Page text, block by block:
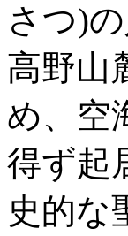
さつ)
高野山
め、空
得ず起
史的な